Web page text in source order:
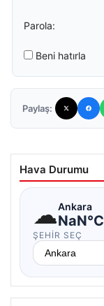
Parola:
Beni hatırla
Paylaş:
Hava Durumu
☁Ankara
NaN°C
ŞEHIR SEÇ